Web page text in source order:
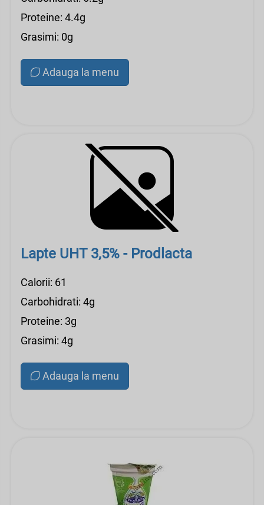
Proteine: 4.4g
Grasimi: 0g
Adauga la menu
Lapte UHT 3,5% - Prodlacta
Calorii: 61
Carbohidrati: 4g
Proteine: 3g
Grasimi: 4g
Adauga la menu